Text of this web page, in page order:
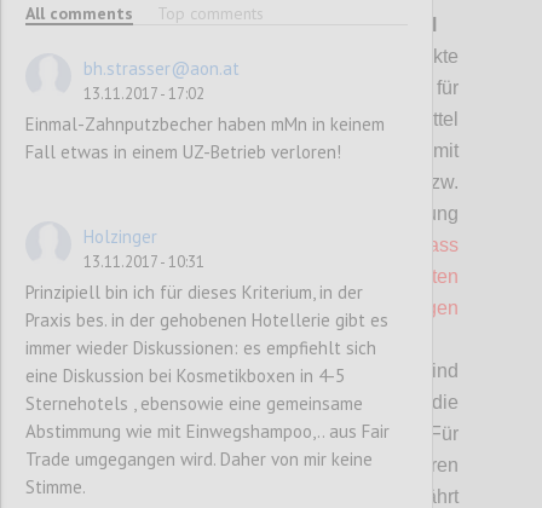
R 02 Wasch-, Spül- und Reinigungsmittel
Der Betrieb muss zumindest drei Produkte
(Handspülmittel und/oder Reiniger für
Spülmaschinen und/oder Waschmittel
und/oder Allzweckreiniger) mit
1) bzw.
gemäß Positivliste der Umweltberatung
verwenden,
wobei darauf zu achten ist, dass
die verwendeten Produkte bzw. Komponenten
mengen- oder umsatzmäßig in der jeweiligen
Produktkategorie bestimmend sind
(Bei externer Vergabe der Reinigung sind
entsprechende Anforderungen in die
Ausschreibungsunterlagen aufzunehmen. Für
bestehende Verträge kann bis zu deren
Auslaufen eine Übergangsfrist gewährt
All comments Top comments
bh.strasser@aon.at
13.11.2017 - 17:02
Einmal-Zahnputzbecher haben mMn in keinem
Fall etwas in einem UZ-Betrieb verloren!
Holzinger
13.11.2017 - 10:31
Prinzipiell bin ich für dieses Kriterium, in der
Praxis bes. in der gehobenen Hotellerie gibt es
immer wieder Diskussionen: es empfiehlt sich
eine Diskussion bei Kosmetikboxen in 4-5
Sternehotels , ebensowie eine gemeinsame
Abstimmung wie mit Einwegshampoo,.. aus Fair
Trade umgegangen wird. Daher von mir keine
Stimme.